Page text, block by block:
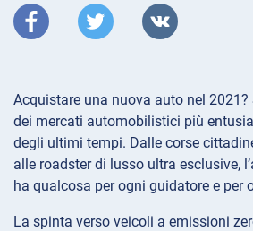
Acquistare una nuova auto nel
dei mercati automobilistici più
degli ultimi tempi. Dalle corse
alle roadster di lusso ultra esclusive,
ha qualcosa per ogni guidatore e per
La spinta verso veicoli a emissioni